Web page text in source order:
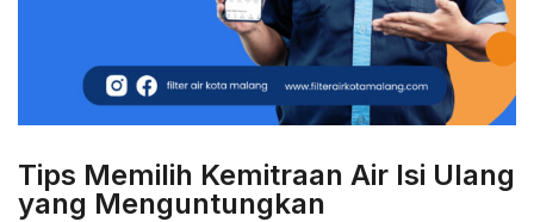
Tips Memilih Kemitraan Air Isi Ulang
yang Menguntungkan